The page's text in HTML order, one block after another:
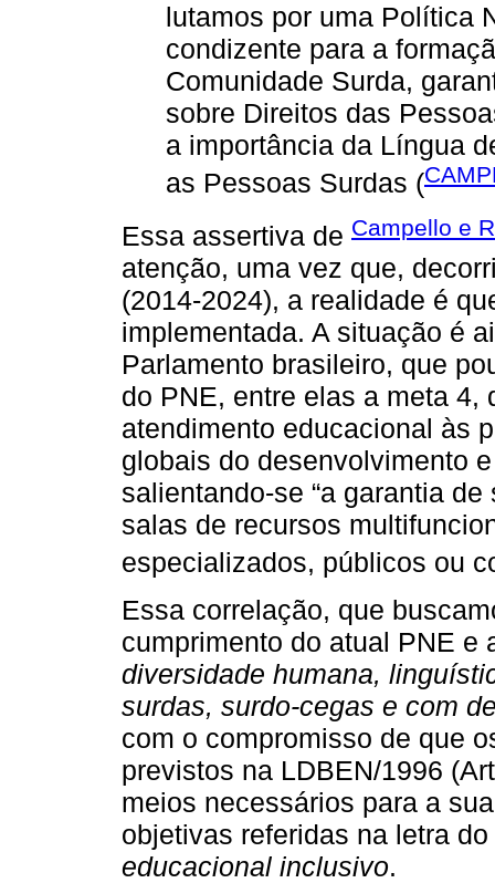
lutamos por uma Política
condizente para a
Comunidade Surda,
sobre Direitos das
a importância da Língua
as Pessoas Surdas (
Essa assertiva de Campello e
atenção, uma vez que,
(2014-2024), a realidade é
implementada. A situação é
Parlamento brasileiro, que
do PNE, entre elas a meta 4,
atendimento educacional às
globais do desenvolvimento
salientando-se “a garantia
salas de recursos
especializados, públicos ou
Essa correlação, que
cumprimento do atual PNE e
diversidade humana,
surdas, surdo-cegas e com
com o compromisso de que
previstos na LDBEN/1996
meios necessários para a
objetivas referidas na letra
educacional inclusivo.